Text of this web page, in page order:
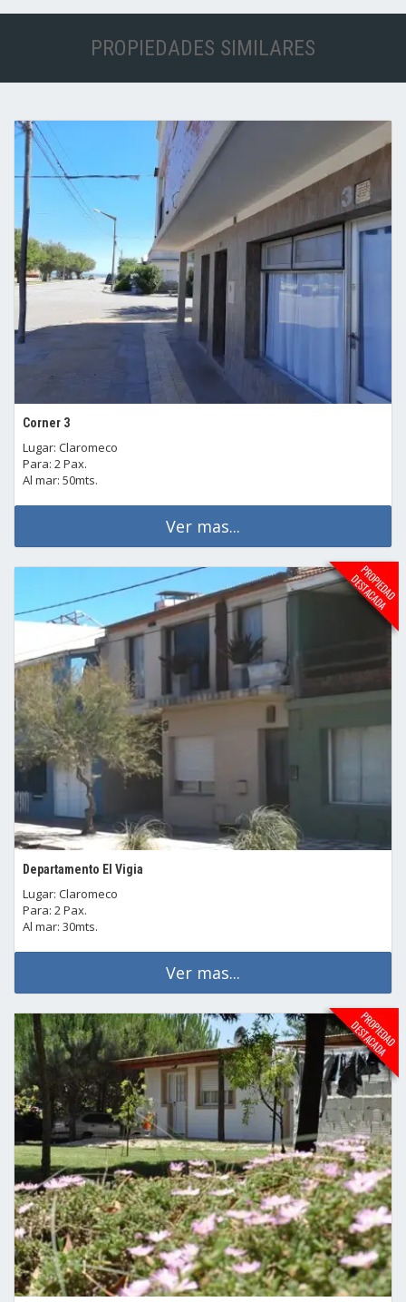
PROPIEDADES SIMILARES
Corner 3
Lugar: Claromeco
Para: 2 Pax.
Al mar: 50mts.
Ver mas...
Departamento El Vigia
Lugar: Claromeco
Para: 2 Pax.
Al mar: 30mts.
Ver mas...